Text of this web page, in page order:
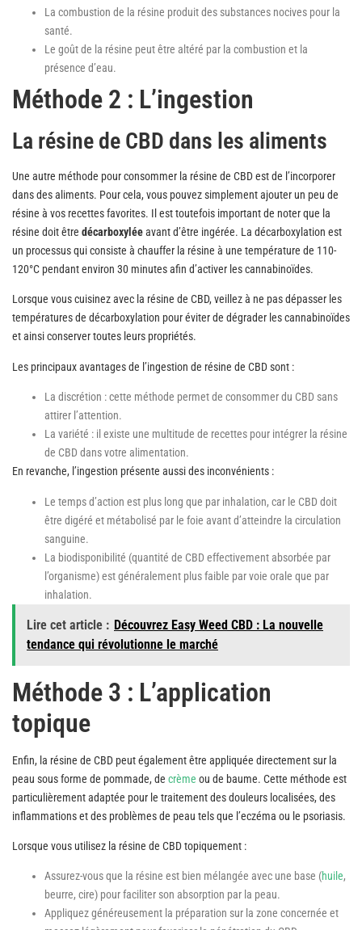
La combustion de la résine produit des substances nocives pour la
santé.
Le goût de la résine peut être altéré par la combustion et la
présence d’eau.
Méthode 2 : L’ingestion
La résine de CBD dans les aliments
Une autre méthode pour consommer la résine de CBD est de l’incorporer
dans des aliments. Pour cela, vous pouvez simplement ajouter un peu de
résine à vos recettes favorites. Il est toutefois important de noter que la
résine doit être décarboxyléeavant d’être ingérée. La décarboxylation est
un processus qui consiste à chauffer la résine à une température de 110-
120°C pendant environ 30 minutes afin d’activer les cannabinoïdes.
Lorsque vous cuisinez avec la résine de CBD, veillez à ne pas dépasser les
températures de décarboxylation pour éviter de dégrader les cannabinoïdes
et ainsi conserver toutes leurs propriétés.
Les principaux avantages de l’ingestion de résine de CBD sont :
La discrétion : cette méthode permet de consommer du CBD sans
attirer l’attention.
La variété : il existe une multitude de recettes pour intégrer la résine
de CBD dans votre alimentation.
En revanche, l’ingestion présente aussi des inconvénients :
Le temps d’action est plus long que par inhalation, car le CBD doit
être digéré et métabolisé par le foie avant d’atteindre la circulation
sanguine.
La biodisponibilité (quantité de CBD effectivement absorbée par
l’organisme) est généralement plus faible par voie orale que par
inhalation.
Lire cet article : Découvrez Easy Weed CBD : La nouvelle
tendance qui révolutionne le marché
Méthode 3 : L’application
topique
Enfin, la résine de CBD peut également être appliquée directement sur la
peau sous forme de pommade, de crème ou de baume. Cette méthode est
particulièrement adaptée pour le traitement des douleurs localisées, des
inflammations et des problèmes de peau tels que l’eczéma ou le psoriasis.
Lorsque vous utilisez la résine de CBD topiquement :
Assurez-vous que la résine est bien mélangée avec une base (huile,
beurre, cire) pour faciliter son absorption par la peau.
Appliquez généreusement la préparation sur la zone concernée et